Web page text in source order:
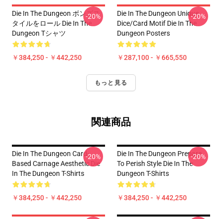
Die In The Dungeon ボンズス
タイルをロール Die In The
Dungeon Tシャツ
￥384,250 - ￥442,250
-20%
Die In The Dungeon Unique
Dice/Card Motif Die In The
Dungeon Posters
￥287,100 - ￥665,550
-20%
もっと見る
関連商品
Die In The Dungeon Card-
Based Carnage Aesthetic Die
In The Dungeon T-Shirts
￥384,250 - ￥442,250
-20%
Die In The Dungeon Prepare
To Perish Style Die In The
Dungeon T-Shirts
￥384,250 - ￥442,250
-20%